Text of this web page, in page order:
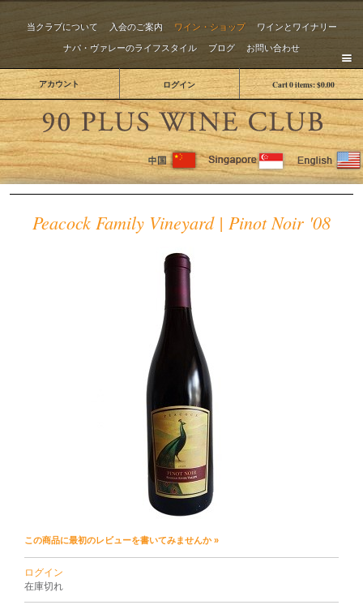
当クラブについて 入会のご案内 ワイン・ショップ
ワインとワイナリー
ナパ・ヴァレーのライフスタイル
ブログ お問い合わせ
Cart0items:$0.00
アカウント ログイン
The
Peacock Family Vineyard | Pinot Noir '08
この商品に最初のレビューを書いてみませんか »
ログイン
在庫切れ